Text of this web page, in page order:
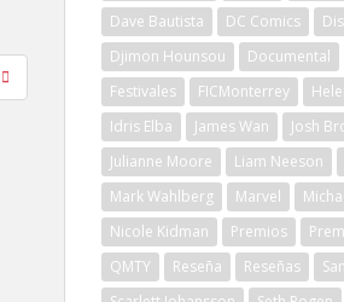
Dave Bautista
DC Comics
Djimon Hounsou
Documental
Festivales
FICMonterrey
Idris Elba
James Wan
Josh
Julianne Moore
Liam Neeson
Mark Wahlberg
Marvel
Nicole Kidman
Premios
QMTY
Reseña Reseñas